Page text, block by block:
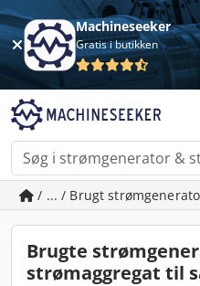
Machineseeker
Gratis i butikken
/ ... / Brugt
Brugte
strømaggregat til